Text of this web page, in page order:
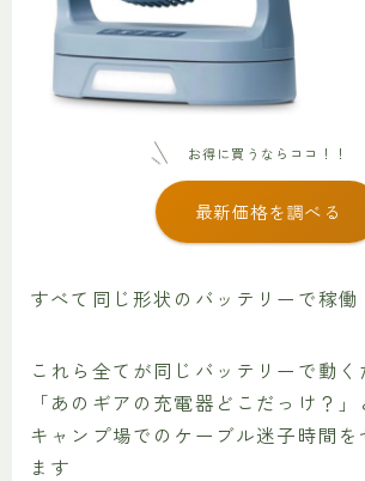
お得に買うならココ！！
最新価格を調べる
すべて同じ形状のバッテリーで稼働
これら全てが同じバッテリーで動く
「あのギアの充電器どこだっけ？」
キャンプ場でのケーブル迷子時間
ます